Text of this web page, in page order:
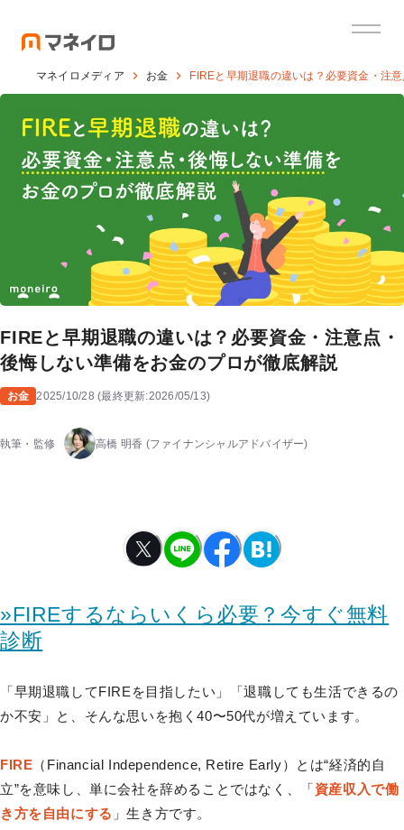
マネイロメディア お金 FIREと早期退職の違いは？必要資金・注
FIREと早期退職の違いは？必要資金・注意点・
後悔しない準備をお金のプロが徹底解説
お金 2025/10/28 (最終更新:2026/05/13)
執筆・監修 高橋 明香 (ファイナンシャルアドバイザー)
»FIREするならいくら必要？今すぐ無料
診断
「早期退職してFIREを目指したい」「退職しても生活できるの
か不安」と、そんな思いを抱く40〜50代が増えています。
FIRE （Financial Independence, Retire Early）とは“経済的自
立”を意味し、単に会社を辞めることではなく、「資産収入で働
き方を自由にする 」生き方です。